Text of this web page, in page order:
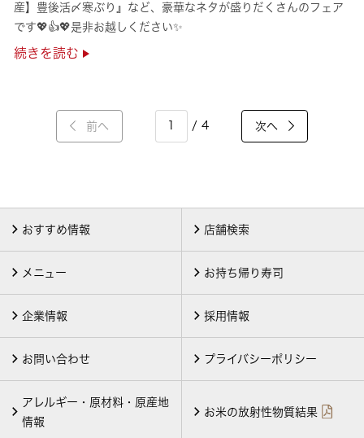
産】豊後活〆寒ぶり』など、豪華なネタが盛りだくさんのフェア
です💖👍💖是非お越しください✨
続きを読む
前へ / 4 次へ
おすすめ情報 店舗検索
メニュー お持ち帰り寿司
企業情報 採用情報
お問い合わせ プライバシーポリシー
アレルギー・原材料・原産地
情報
お米の放射性物質結果